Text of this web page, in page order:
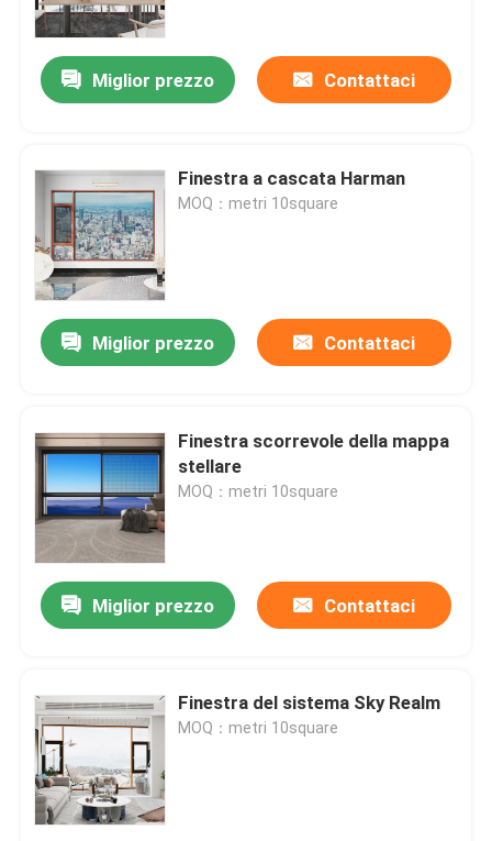
Casa
Prodotti
Miglior prezzo Contattaci
Finestra a cascata Harman
MOQ：metri 10square
Miglior prezzo Contattaci
Finestra scorrevole della mappa
stellare
MOQ：metri 10square
Miglior prezzo Contattaci
Finestra del sistema Sky Realm
MOQ：metri 10square